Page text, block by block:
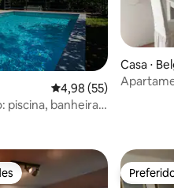
4,98 de uma avaliação
4,98 (55)
piscina, banheira
Casa ⋅